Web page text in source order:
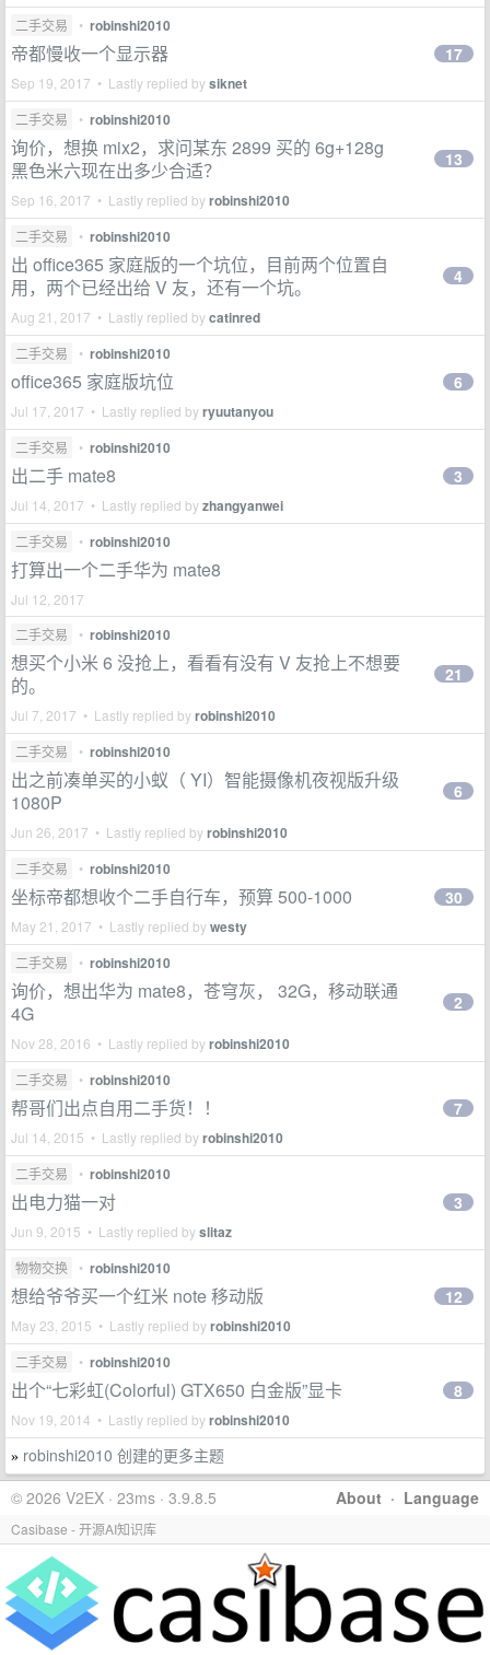
二手交易 • robinshi2010
帝都慢收一个显示器
Sep 19, 2017 • Lastly replied bysiknet
17
二手交易 • robinshi2010
询价，想换 mix2，求问某东 2899 买的 6g+128g
黑色米六现在出多少合适？
Sep 16, 2017 • Lastly replied byrobinshi2010
13
二手交易 • robinshi2010
出 office365 家庭版的一个坑位，目前两个位置自
用，两个已经出给 V 友，还有一个坑。
Aug 21, 2017 • Lastly replied bycatinred
4
二手交易 • robinshi2010
office365 家庭版坑位
Jul 17, 2017 • Lastly replied byryuutanyou
6
二手交易 • robinshi2010
出二手 mate8
Jul 14, 2017 • Lastly replied byzhangyanwei
3
二手交易 • robinshi2010
打算出一个二手华为 mate8
Jul 12, 2017
二手交易
• robinshi2010
想买个小米 6 没抢上，看看有没有 V 友抢上不想要
的。
Jul 7, 2017 • Lastly replied byrobinshi2010
21
二手交易 • robinshi2010
出之前凑单买的小蚁（ YI）智能摄像机夜视版升级
1080P
Jun 26, 2017 • Lastly replied byrobinshi2010
6
二手交易 • robinshi2010
坐标帝都想收个二手自行车，预算 500-1000
May 21, 2017 • Lastly replied bywesty
30
二手交易 • robinshi2010
询价，想出华为 mate8，苍穹灰， 32G，移动联通
4G
Nov 28, 2016 • Lastly replied byrobinshi2010
2
二手交易 • robinshi2010
帮哥们出点自用二手货！！
Jul 14, 2015 • Lastly replied byrobinshi2010
7
二手交易 • robinshi2010
出电力猫一对
Jun 9, 2015 • Lastly replied byslitaz
3
物物交换 • robinshi2010
想给爷爷买一个红米 note 移动版
May 23, 2015 • Lastly replied byrobinshi2010
12
二手交易 • robinshi2010
出个“七彩虹(Colorful) GTX650 白金版”显卡
Nov 19, 2014 • Lastly replied byrobinshi2010
8
» robinshi2010 创建的更多主题
About · Language
© 2026 V2EX · 23ms · 3.9.8.5
Casibase - 开源AI知识库